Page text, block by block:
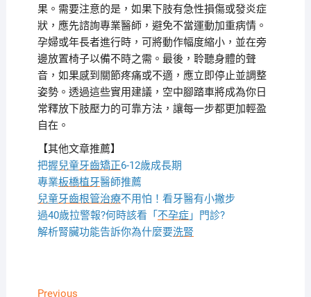
果。需要注意的是，如果下肢有急性損傷或發炎症
狀，應先諮詢專業醫師，避免不當運動加重病情。
孕婦或年長者進行時，可將動作幅度縮小，並在旁
邊放置椅子以備不時之需。最後，聆聽身體的聲
音，如果感到關節疼痛或不適，應立即停止並調整
姿勢。透過這些實用建議，空中腳踏車將成為你日
常釋放下肢壓力的可靠方法，讓每一步都更加輕盈
自在。
【其他文章推薦】
把握兒童牙齒矯正6-12歲成長期
專業板橋植牙醫師推薦
兒童牙齒根管治療不用怕！看牙醫有小撇步
過40歲拉警報?何時該看「 不孕症」門診?
解析腎臟功能告訴你為什麼要洗腎
PreviousPrevious